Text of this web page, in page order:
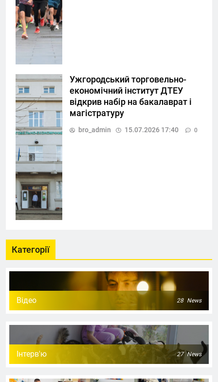
Ужгородський торговельно-
економічний інститут ДТЕУ
відкрив набір на бакалаврат і
магістратуру
bro_admin 15.07.2026 17:40 0
Категорії
Відео 28 News
Інтерв'ю 27 News